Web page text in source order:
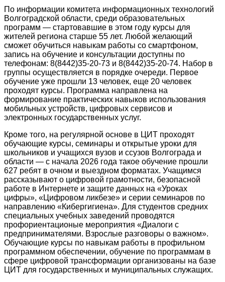
По информации комитета информационных технологий
Волгоградской области, среди образовательных
программ — стартовавшие в этом году курсы для
жителей региона старше 55 лет. Любой желающий
сможет обучиться навыкам работы со смартфоном,
запись на обучение и консультации доступны по
телефонам: 8(8442)35-20-73 и 8(8442)35-20-74. Набор в
группы осуществляется в порядке очереди. Первое
обучение уже прошли 13 человек, еще 20 человек
проходят курсы. Программа направлена на
формирование практических навыков использования
мобильных устройств, цифровых сервисов и
электронных государственных услуг.
Кроме того, на регулярной основе в ЦИТ проходят
обучающие курсы, семинары и открытые уроки для
школьников и учащихся вузов и ссузов Волгограда и
области — с начала 2026 года такое обучение прошли
627 ребят в очном и выездном форматах. Учащимся
рассказывают о цифровой грамотности, безопасной
работе в Интернете и защите данных на «Уроках
цифры», «Цифровом ликбезе» и серии семинаров по
направлению «Кибергигиена». Для студентов средних
специальных учебных заведений проводятся
профориентационые мероприятия «Диалоги с
предпринимателями. Взрослые разговоры о важном».
Обучающие курсы по навыкам работы в профильном
программном обеспечении, обучение по программам в
сфере цифровой трансформации организованы на базе
ЦИТ для государственных и муниципальных служащих.